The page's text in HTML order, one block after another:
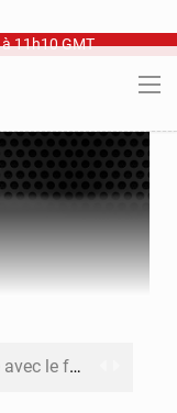
11h10 GMT
Bamako joue avec le feu